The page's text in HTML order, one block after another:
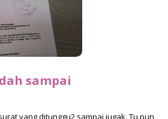
sampai
yang ditunggu2 sampai jugak. Tu pun